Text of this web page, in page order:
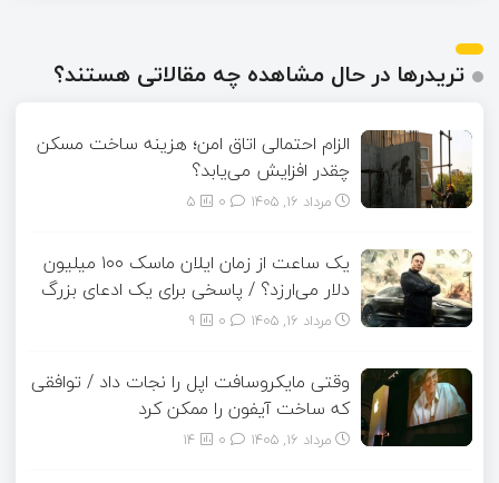
تریدرها در حال مشاهده چه مقالاتی هستند؟
الزام احتمالی اتاق امن؛ هزینه ساخت مسکن
چقدر افزایش می‌یابد؟
مرداد ۱۶, ۱۴۰۵ 5
یک ساعت از زمان ایلان ماسک ۱۰۰ میلیون
دلار می‌ارزد؟ / پاسخی برای یک ادعای بزرگ
مرداد ۱۶, ۱۴۰۵ 9
وقتی مایکروسافت اپل را نجات داد / توافقی
که ساخت آیفون را ممکن کرد
مرداد ۱۶, ۱۴۰۵ 14